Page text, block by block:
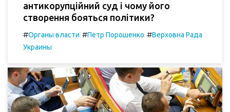
антикорупційний суд і чому його
створення бояться політики?
#Органы власти #Петр Порошенко #Верховна Рада
Украины